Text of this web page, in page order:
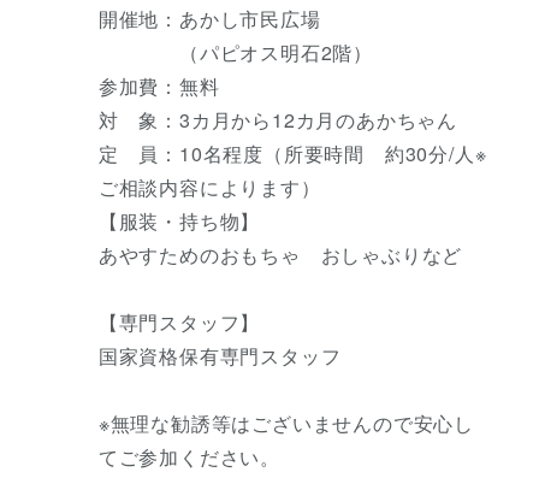
開催地：あかし市民広場
（パピオス明石2階）
参加費：無料
対 象：3カ月から12カ月のあかちゃん
定 員：10名程度（所要時間 約30分/人※
ご相談内容によります）
【服装・持ち物】
あやすためのおもちゃ おしゃぶりなど
【専門スタッフ】
国家資格保有専門スタッフ
※無理な勧誘等はございませんので安心し
てご参加ください。